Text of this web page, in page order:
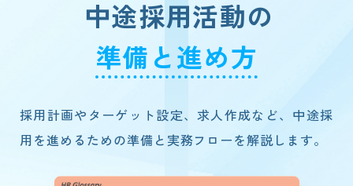
中途採用活動の
準備と進め方
採用計画やターゲット設定、求人作成など、中途採
用を進めるための準備と実務フローを解説します。